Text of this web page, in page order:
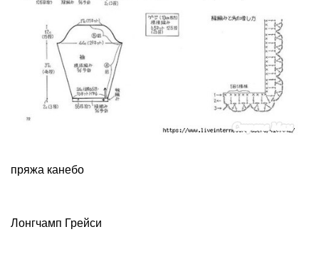
пряжа канебо
Лонгчамп Грейси